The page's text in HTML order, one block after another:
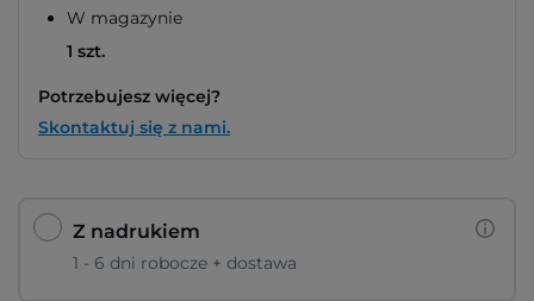
W magazynie
1 szt.
Potrzebujesz więcej?
Skontaktuj się z nami.
Z nadrukiem
1 - 6 dni robocze + dostawa